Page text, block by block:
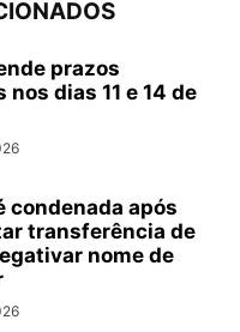
prazos
dias 11 e 14 de
condenada após
transferência de
nome de